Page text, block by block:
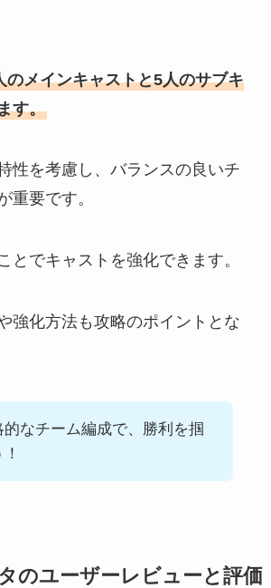
のメインキャストと5人のサブキ
す。
性を考慮し、バランスの良いチ
重要です。
とでキャストを強化できます。
強化方法も攻略のポイントとな
的なチーム編成で、勝利を掴
のユーザーレビューと評価